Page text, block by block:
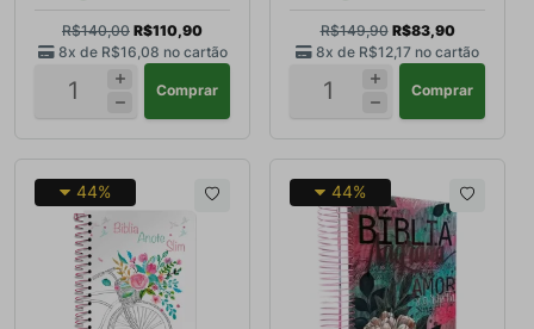
R$140,00 R$110,90
8x de R$16,08 no cartão
Comprar
R$149,90 R$83,90
8x de R$12,17 no cartão
Comprar
44% 44%